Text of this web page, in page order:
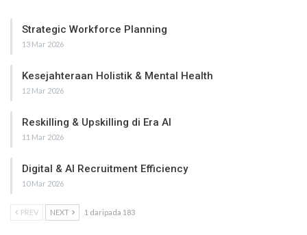
Strategic Workforce Planning
13 Mar 2026
Kesejahteraan Holistik & Mental Health
12 Mar 2026
Reskilling & Upskilling di Era AI
11 Mar 2026
Digital & AI Recruitment Efficiency
10 Mar 2026
PREV NEXT 1 daripada 183